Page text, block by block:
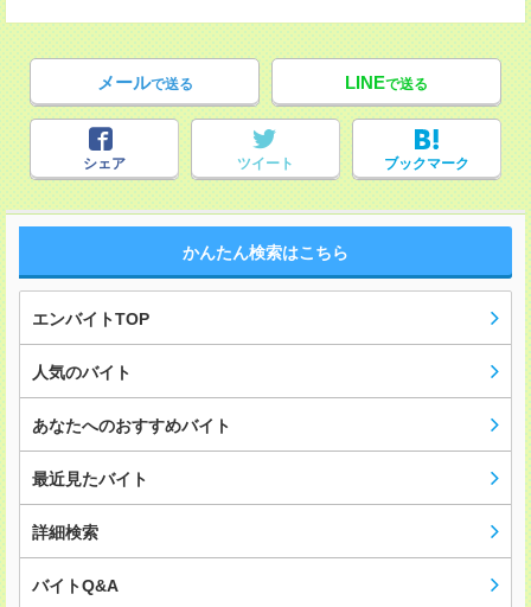
メールで送る LINEで送る
シェア ツイート ブックマーク
かんたん検索はこちら
エンバイトTOP
人気のバイト
あなたへのおすすめバイト
最近見たバイト
詳細検索
バイトQ&A